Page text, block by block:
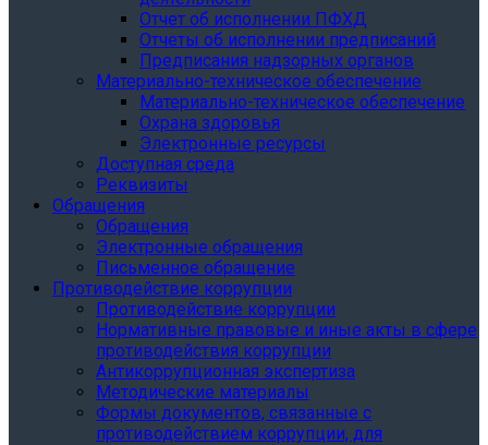
Отчет об исполнении ПФХД
Отчеты об исполнении предписаний
Предписания надзорных органов
Материально-техническое обеспечение
Материально-техническое обеспечение
Охрана здоровья
Электронные ресурсы
Доступная среда
Реквизиты
Обращения
Обращения
Электронные обращения
Письменное обращение
Противодействие коррупции
Противодействие коррупции
Нормативные правовые и иные акты в сфере
противодействия коррупции
Антикоррупционная экспертиза
Методические материалы
Формы документов, связанные с
противодействием коррупции, для